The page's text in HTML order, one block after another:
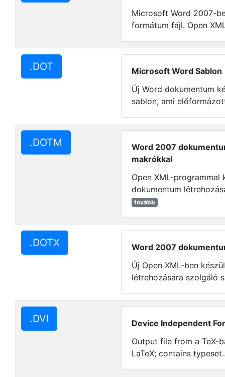
Microsoft Word 2007-
formátum fájl. Open
.DOT
Microsoft Word Sablon
Új Word dokumentum
sablon, ami
.DOTM
Word 2007
makrókkal
Open XML-programmal
dokumentum
tovább
.DOTX
Word 2007
Új Open XML-ben
létrehozására szolgáló
.DVI
Device Independent
Output file from a TeX-
LaTeX; contains